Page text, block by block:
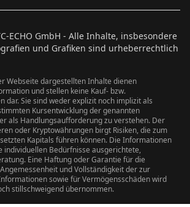
ECHO GmbH - Alle Inhalte, insbesondere
und Grafiken sind urheberrechtlich
Webseite dargestellten Inhalte dienen
und stellen keine Kauf- bzw.
dar. Sie sind weder explizit noch implizit als
Kursentwicklung der genannten
als Handlungsaufforderung zu verstehen. Der
oder Kryptowährungen birgt Risiken, die zum
Kapitals führen können. Die Informationen
individuellen Bedürfnisse ausgerichtete,
Eine Haftung oder Garantie für die
und Vollständigkeit der zur
sowie für Vermögensschäden wird
stillschweigend übernommen.